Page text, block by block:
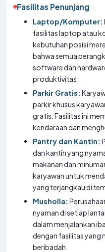
Fasilitas Penunjang
Laptop/Komputer:
fasilitas laptop atau
kebutuhan posisi
bahwa semua
software dan
produktivitas.
Parkir Gratis:
parkir khusus
gratis. Fasilitas ini
kendaraan dan
Pantry dan Kantin:
dan kantin yang
makanan dan
karyawan untuk
yang terjangkau di
Musholla:
nyaman di setiap
dalam menjalankan
dengan fasilitas yang
beribadah.